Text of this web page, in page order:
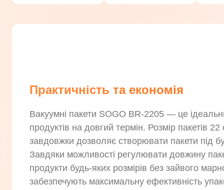
Практичність та економія
Вакуумні пакети SOGO BR-2205 — це
продуктів на довгий термін. Розмір пакетів
завдовжки дозволяє створювати пакети під
Завдяки можливості регулювати довжину
продукти будь-яких розмірів без зайвого
забезпечують максимальну ефективність